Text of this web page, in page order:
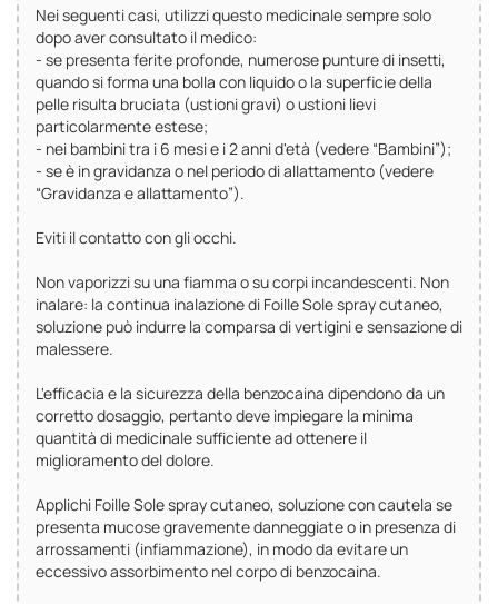
Nei seguenti casi, utilizzi questo medicinale sempre solo
dopo aver consultato il medico:
- se presenta ferite profonde, numerose punture di insetti,
quando si forma una bolla con liquido o la superficie della
pelle risulta bruciata (ustioni gravi) o ustioni lievi
particolarmente estese;
- nei bambini tra i 6 mesi e i 2 anni d'età (vedere “Bambini”);
- se è in gravidanza o nel periodo di allattamento (vedere
“Gravidanza e allattamento”).
Eviti il contatto con gli occhi.
Non vaporizzi su una fiamma o su corpi incandescenti. Non
inalare: la continua inalazione di Foille Sole spray cutaneo,
soluzione può indurre la comparsa di vertigini e sensazione di
malessere.
L'efficacia e la sicurezza della benzocaina dipendono da un
corretto dosaggio, pertanto deve impiegare la minima
quantità di medicinale sufficiente ad ottenere il
miglioramento del dolore.
Applichi Foille Sole spray cutaneo, soluzione con cautela se
presenta mucose gravemente danneggiate o in presenza di
arrossamenti (infiammazione), in modo da evitare un
eccessivo assorbimento nel corpo di benzocaina.